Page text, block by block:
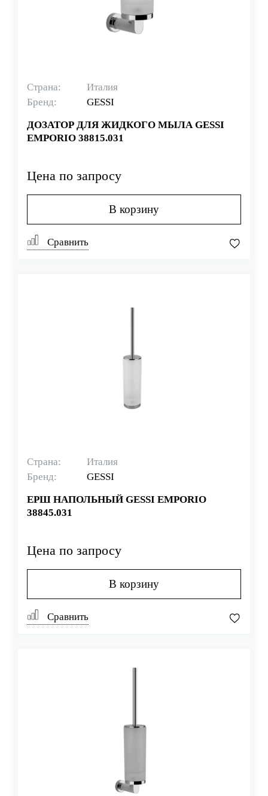
Страна:
Италия
Бренд:
GESSI
ДОЗАТОР ДЛЯ ЖИДКОГО МЫЛА GESSI
EMPORIO 38815.031
Цена по запросу
В корзину
Сравнить
Страна:
Италия
Бренд:
GESSI
ЕРШ НАПОЛЬНЫЙ GESSI EMPORIO
38845.031
Цена по запросу
В корзину
Сравнить